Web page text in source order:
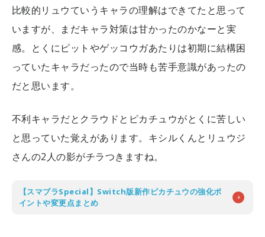
比較的リュウていうキャラの理解はできてたと思って
いますが、まだキャラ対策は甘かったのかなーと実
感。とくにピットやゲッコウガあたりは初期に結構困
っていたキャラだったので当時も苦手意識があったの
だと思います。
不利キャラだとクラウドとピカチュウがとくに苦しい
と思っていた覚えがあります。キシルくんとリュウジ
さんの2人の影がチラつきますね。
【スマブラSpecial】Switch版新作ピカチュウの強化ポ
イントや変更点まとめ